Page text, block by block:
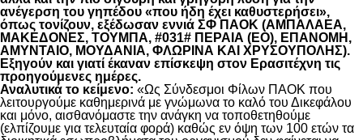
ανέγερση του γηπέδου «που ήδη έχει καθυστερήσει»,
όπως τονίζουν, εξέδωσαν εννιά ΣΦ ΠΑΟΚ (ΑΜΠΑΛΑΕΑ,
ΜΑΚΕΔΟΝΕΣ, ΤΟΥΜΠΑ, #031# ΠΕΡΑΙΑ (ΕΟ), ΕΠΑΝΟΜΗ,
ΑΜΥΝΤΑΙΟ, ΜΟΥΔΑΝΙΑ, ΦΛΩΡΙΝΑ ΚΑΙ ΧΡΥΣΟΥΠΟΛΗΣ).
Εξηγούν και γιατί έκαναν επίσκεψη στον Ερασιτέχνη τις
προηγούμενες ημέρες.
Αναλυτικά το κείμενο: «Ως Σύνδεσμοι Φίλων ΠΑΟΚ που
λειτουργούμε καθημερινά με γνώμωνα το καλό του Δικεφάλου
και μόνο, αισθανόμαστε την ανάγκη να τοποθετηθούμε
(ελπίζουμε για τελευταία φορά) καθώς εν όψη των 100 ετών τα